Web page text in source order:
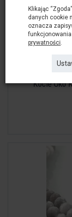
Kocie Oko
Klikając
danych cookie
oznacza
prywatności